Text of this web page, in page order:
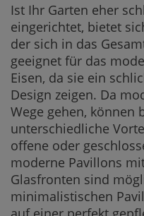
Ist Ihr Garten eher
eingerichtet, bietet
der sich in das
geeignet für das
Eisen, da sie ein
Design zeigen. Da
Wege gehen, können
unterschiedliche
offene oder
moderne Pavillons
Glasfronten sind
minimalistischen